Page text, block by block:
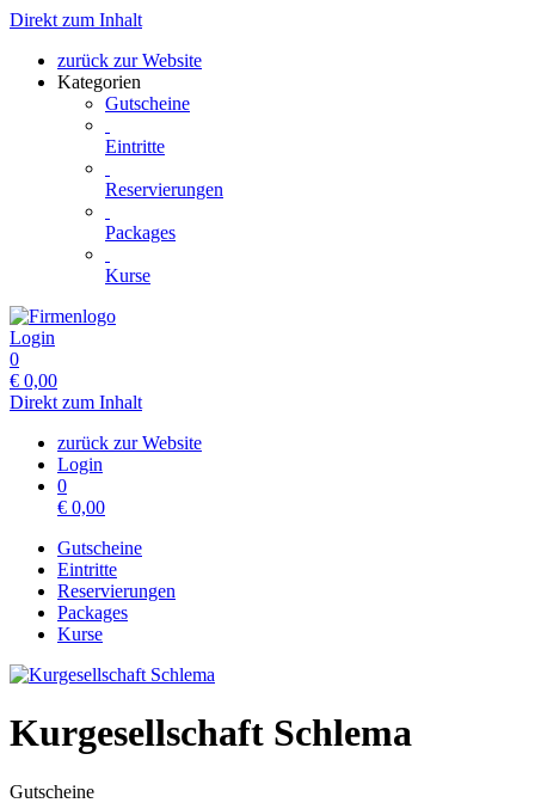
Direkt zum Inhalt
zurück zur Website
Kategorien
Gutscheine
Eintritte
Reservierungen
Packages
Kurse
Login
0
€ 0,00
Direkt zum Inhalt
zurück zur Website
Login
0
€ 0,00
Gutscheine
Eintritte
Reservierungen
Packages
Kurse
Kurgesellschaft Schlema
Gutscheine